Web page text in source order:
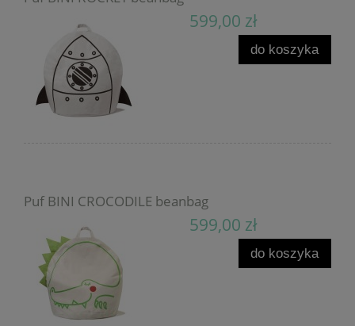
599,00 zł
do koszyka
Puf BINI CROCODILE beanbag
599,00 zł
do koszyka